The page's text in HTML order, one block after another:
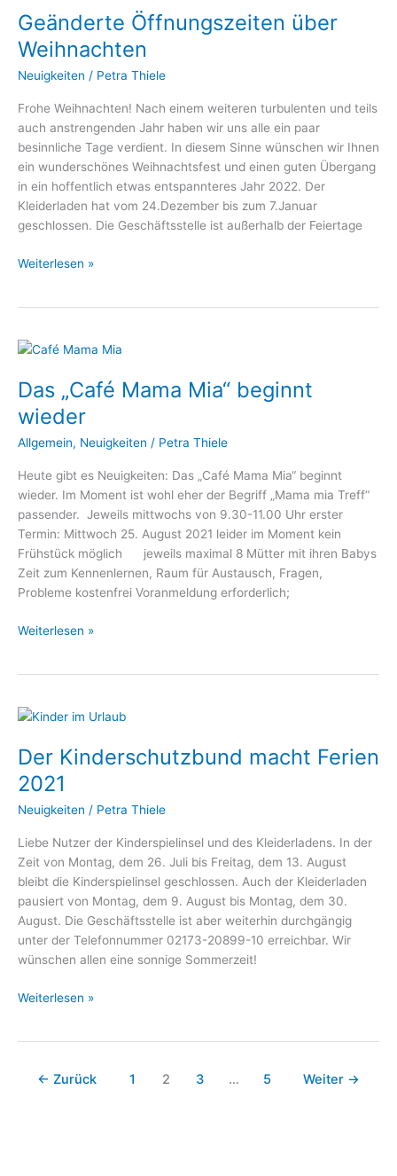
Geänderte Öffnungszeiten über
Weihnachten
Neuigkeiten / Petra Thiele
Frohe Weihnachten! Nach einem weiteren turbulenten und teils
auch anstrengenden Jahr haben wir uns alle ein paar
besinnliche Tage verdient. In diesem Sinne wünschen wir Ihnen
ein wunderschönes Weihnachtsfest und einen guten Übergang
in ein hoffentlich etwas entspannteres Jahr 2022. Der
Kleiderladen hat vom 24.Dezember bis zum 7.Januar
geschlossen. Die Geschäftsstelle ist außerhalb der Feiertage
über
Weihnachten
Weiterlesen »
Das „Café Mama Mia“ beginnt
wieder
Allgemein, Neuigkeiten / Petra Thiele
Heute gibt es Neuigkeiten: Das „Café Mama Mia“ beginnt
wieder. Im Moment ist wohl eher der Begriff „Mama mia Treff“
passender. Jeweils mittwochs von 9.30-11.00 Uhr erster
Termin: Mittwoch 25. August 2021 leider im Moment kein
Frühstück möglich jeweils maximal 8 Mütter mit ihren Babys
Zeit zum Kennenlernen, Raum für Austausch, Fragen,
Probleme kostenfrei Voranmeldung erforderlich;
Das
Mama
Mia“
beginnt
wieder
Weiterlesen »
Der Kinderschutzbund macht Ferien
2021
Neuigkeiten / Petra Thiele
Liebe Nutzer der Kinderspielinsel und des Kleiderladens. In der
Zeit von Montag, dem 26. Juli bis Freitag, dem 13. August
bleibt die Kinderspielinsel geschlossen. Auch der Kleiderladen
pausiert von Montag, dem 9. August bis Montag, dem 30.
August. Die Geschäftsstelle ist aber weiterhin durchgängig
unter der Telefonnummer 02173-20899-10 erreichbar. Wir
wünschen allen eine sonnige Sommerzeit!
Der
macht
Ferien
2021
Weiterlesen »
← Zurück 1 2 3 … 5 Weiter →